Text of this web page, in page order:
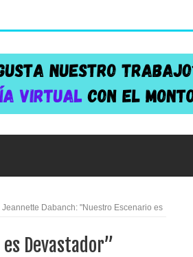
Jeannette Dabanch: "Nuestro Escenario es
Devastador”